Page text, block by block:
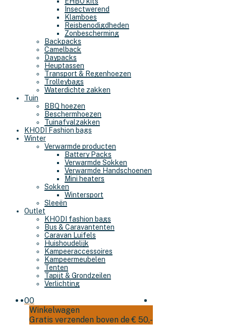
Insectwerend
Klamboes
Reisbenodigdheden
Zonbescherming
Backpacks
Camelback
Daypacks
Heuptassen
Transport & Regenhoezen
Trolleybags
Waterdichte zakken
Tuin
BBQ hoezen
Beschermhoezen
Tuinafvalzakken
KHODI Fashion bags
Winter
Verwarmde producten
Battery Packs
Verwarmde Sokken
Verwarmde Handschoenen
Mini heaters
Sokken
Wintersport
Sleeën
Outlet
KHODI fashion bags
Bus & Caravantenten
Caravan Luifels
Huishoudelijk
Kampeeraccessoires
Kampeermeubelen
Tenten
Tapijt & Grondzeilen
Verlichting
00
Winkelwagen
Gratis verzenden boven de € 50,-